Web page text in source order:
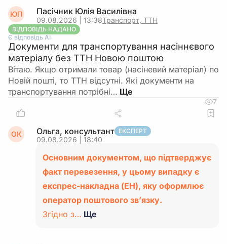
ЮП Пасічник Юлія Василівна
09.08.2026 | 13:38Транспорт, ТТН
ВІДПОВІДЬ НАДАНО
Є відповідь АІ
Документи для транспортування насіннєвого
матеріалу без ТТН Новою поштою
Вітаю. Якщо отримали товар (насіневий матеріал) по
Новій пошті, то ТТН відсутні. Які документи на
транспортування потрібні…
7
ОК Ольга, консультант ЕКСПЕРТ
09.08.2026 | 18:40
Основним документом, що підтверджує
факт перевезення, у цьому випадку є
експрес-накладна (ЕН), яку оформлює
оператор поштового зв’язку.
Згідно з… Ще